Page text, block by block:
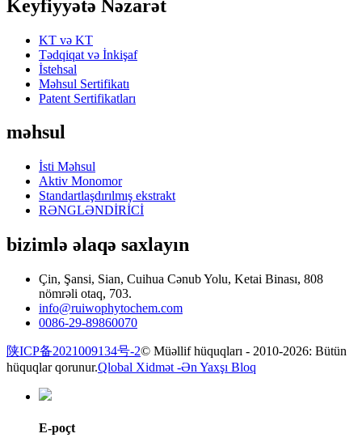
Keyfiyyətə Nəzarət
KT və KT
Tədqiqat və İnkişaf
İstehsal
Məhsul Sertifikatı
Patent Sertifikatları
məhsul
İsti Məhsul
Aktiv Monomor
Standartlaşdırılmış ekstrakt
RƏNGLƏNDİRİCİ
bizimlə əlaqə saxlayın
Çin, Şansi, Sian, Cuihua Cənub Yolu, Ketai Binası, 808
nömrəli otaq, 703.
info@ruiwophytochem.com
0086-29-89860070
陕ICP备2021009134号-2© Müəllif hüquqları - 2010-2026: Bütün
hüquqlar qorunur.Qlobal Xidmət -Ən Yaxşı Bloq
E-poçt